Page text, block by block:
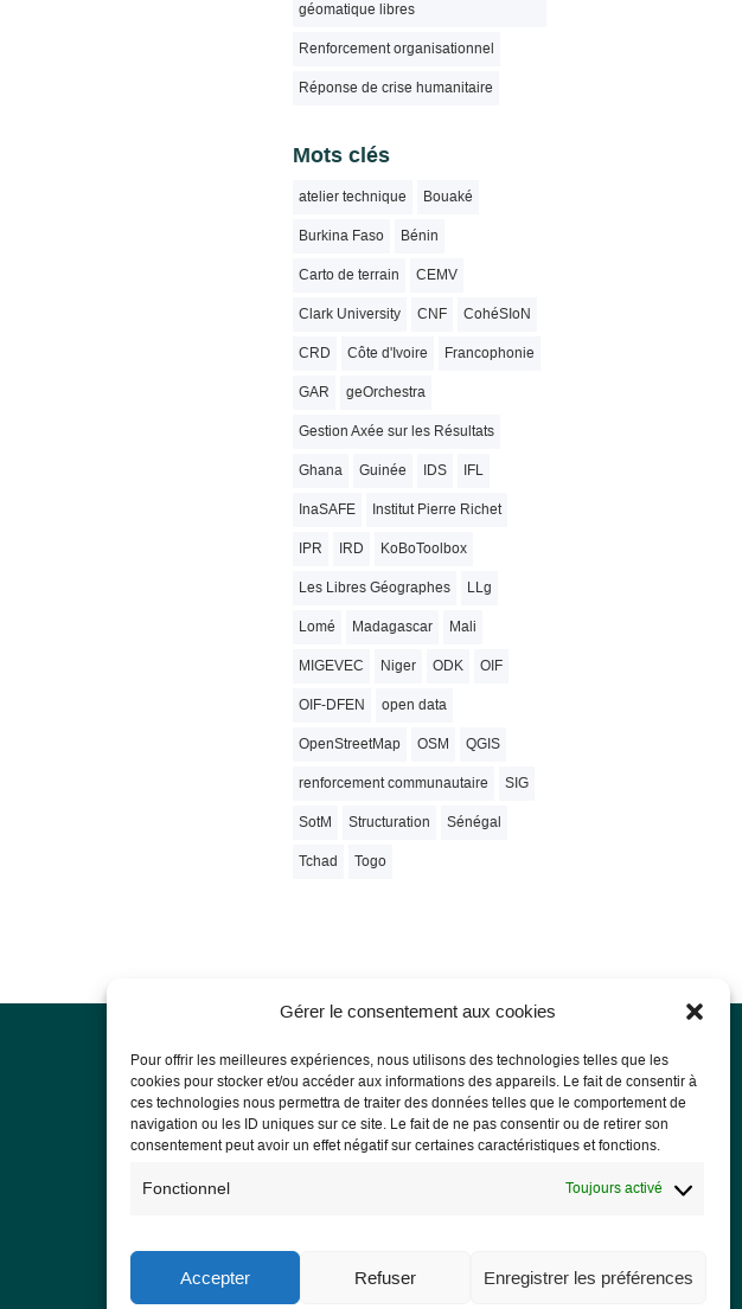
Gérer le consentement aux cookies
Pour offrir les meilleures expériences, nous utilisons des technologies telles que les
cookies pour stocker et/ou accéder aux informations des appareils. Le fait de consentir à
ces technologies nous permettra de traiter des données telles que le comportement de
navigation ou les ID uniques sur ce site. Le fait de ne pas consentir ou de retirer son
consentement peut avoir un effet négatif sur certaines caractéristiques et fonctions.
Fonctionnel Toujours activé
Accepter Refuser Enregistrer les préférences
géomatique libres
Renforcement organisationnel
Réponse de crise humanitaire
Mots clés
atelier technique Bouaké
Burkina Faso Bénin
Carto de terrain CEMV
Clark University CNF CohéSIoN
CRD Côte d'Ivoire Francophonie
GAR geOrchestra
Gestion Axée sur les Résultats
Ghana Guinée IDS IFL
InaSAFE Institut Pierre Richet
IPR IRD KoBoToolbox
Les Libres Géographes LLg
Lomé Madagascar Mali
MIGEVEC Niger ODK OIF
OIF-DFEN open data
OpenStreetMap OSM QGIS
renforcement communautaire SIG
SotM Structuration Sénégal
Tchad Togo
Informations légales
Mentions légales